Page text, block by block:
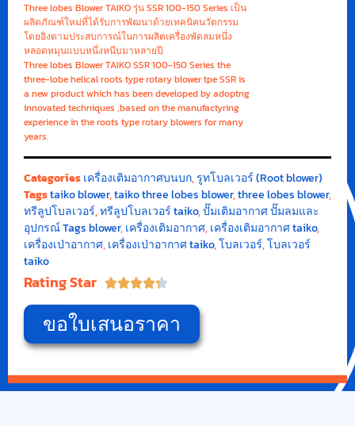
Three lobes Blower TAIKO รุ่น SSR 100-150 Series เป็น
ผลิตภัณฑ์ใหม่ที่ได้รับการพัฒนาด้วยเทคนิคนวัตกรรม
โดยอิงตามประสบการณ์ในการผลิตเครื่องพัดลมหนึ่ง
หลอดหมุนแบบหนึ่งหนีบมาหลายปี
Three lobes Blower TAIKO SSR 100-150 Series the
three-lobe helical roots type rotary blower tpe SSR is
a new product which has been developed by adoptng
innovated techniques ,based on the manufactyring
experience in the roots type rotary blowers for many
years.
Categoriesเครื่องเติมอากาศบนบก,รูทโบลเวอร์ (Root blower)
Tagstaiko blower,taiko three lobes blower,three lobes blower,
ทรีลูปโบลเวอร์,ทรีลูปโบลเวอร์ taiko,ปั๊มเติมอากาศ ปั๊มลมและ
อุปกรณ์ Tags blower,เครื่องเติมอากาศ,เครื่องเติมอากาศ taiko,
เครื่องเป่าอากาศ,เครื่องเป่าอากาศ taiko,โบลเวอร์,โบลเวอร์
taiko
Rating Star 
ขอใบเสนอราคา